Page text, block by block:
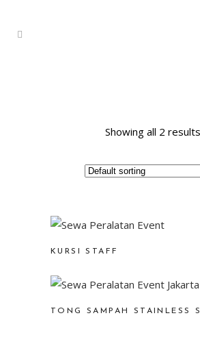
Showing all 2 results
KURSI STAFF
TONG SAMPAH STAINLESS